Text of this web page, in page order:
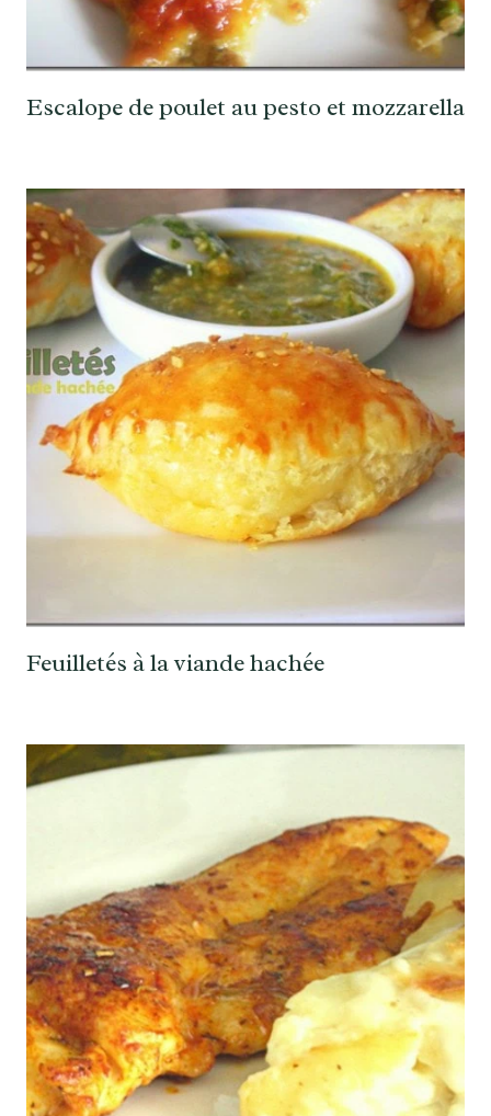
Escalope de poulet au pesto et mozzarella
Feuilletés à la viande hachée